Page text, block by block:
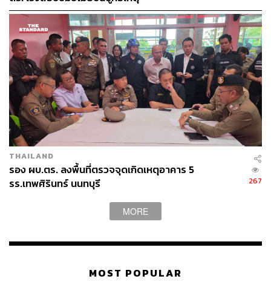
THAILAND
รอง ผบ.ตร. ลงพื้นที่ตรวจจุดเกิดเหตุอาคาร 5
รร.เทพศิรินทร์ นนทบุรี
267
MORE
MOST POPULAR